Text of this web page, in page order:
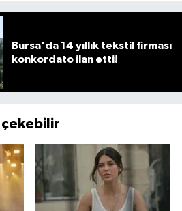
Bursa'da 14 yıllık tekstil firması
konkordato ilan etti!
çekebilir